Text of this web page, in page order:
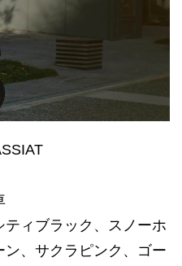
ィブラック、スノーホ
、サクラピンク、ゴー